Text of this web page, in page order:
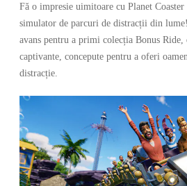
Fă o impresie uimitoare cu Planet
simulator de parcuri de distracții din
avans pentru a primi colecția Bonus
captivante, concepute pentru a oferi
distracție.